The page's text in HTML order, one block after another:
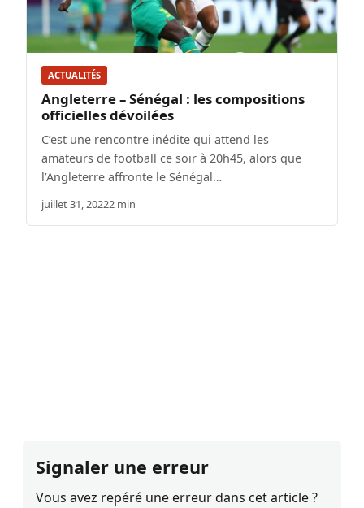
ACTUALITÉS
Angleterre – Sénégal : les compositions
officielles dévoilées
C’est une rencontre inédite qui attend les
amateurs de football ce soir à 20h45, alors que
l’Angleterre affronte le Sénégal…
juillet 31, 20222 min
Signaler une erreur
Vous avez repéré une erreur dans cet article ?